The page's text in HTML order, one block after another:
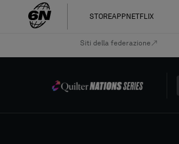
STOREAPP NETFLIX
Siti della federazione